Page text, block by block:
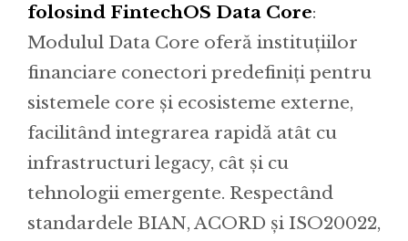
folosind FintechOS Data Core:
Modulul Data Core oferă instituțiilor
financiare conectori predefiniți pentru
sistemele core și ecosisteme externe,
facilitând integrarea rapidă atât cu
infrastructuri legacy, cât și cu
tehnologii emergente. Respectând
standardele BIAN, ACORD și ISO20022,